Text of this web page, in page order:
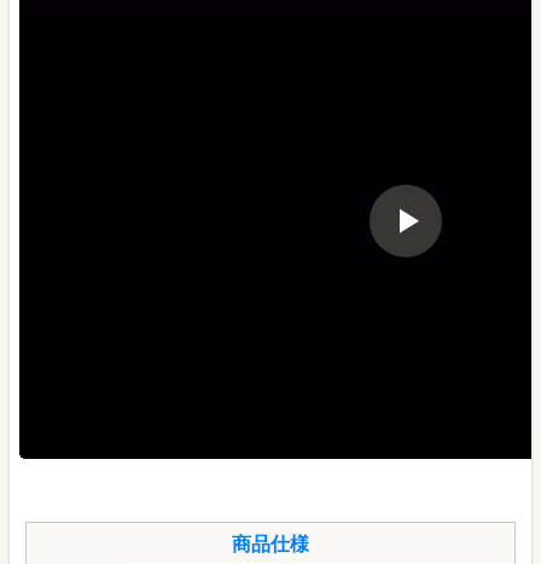
商品仕様